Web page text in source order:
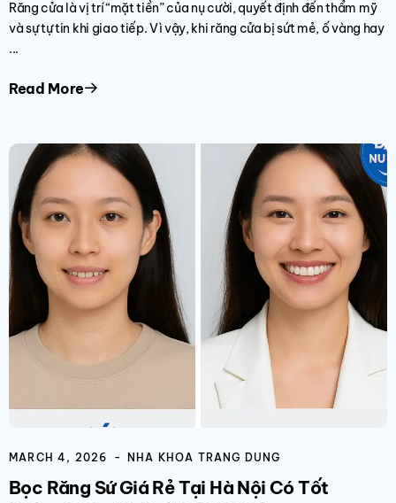
Răng cửa là vị trí “mặt tiền” của nụ cười, quyết định đến thẩm mỹ
và sự tự tin khi giao tiếp. Vì vậy, khi răng cửa bị sứt mẻ, ố vàng hay
...
Read More
MARCH 4, 2026 NHA KHOA TRANG DUNG
Bọc Răng Sứ Giá Rẻ Tại Hà Nội Có Tốt